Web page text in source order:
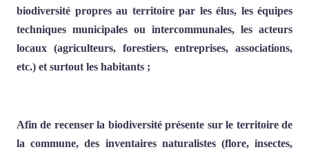
biodiversité propres au territoire par les élus, les équipes
techniques municipales ou intercommunales, les acteurs
locaux (agriculteurs, forestiers, entreprises, associations,
etc.) et surtout les habitants ;
Afin de recenser la biodiversité présente sur le territoire de
la commune, des inventaires naturalistes (flore, insectes,